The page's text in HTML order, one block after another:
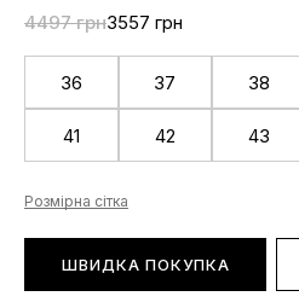
4497 грн3557 грн
36 37 38
41 42 43
Розмірна сітка
ШВИДКА ПОКУПКА